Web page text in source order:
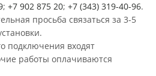
; +7 902 875 20; +7 (343) 319-40-96.
просьба связаться за 3-5
подключения входят
работы оплачиваются